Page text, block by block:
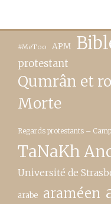
#MeToo APM
protestant
Qumrân et
Morte
Regards protestants –
TaNaKh
Université de
arabe araméen